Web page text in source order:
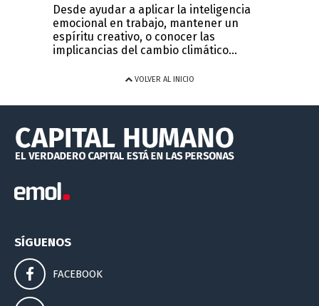
Desde ayudar a aplicar la inteligencia
emocional en trabajo, mantener un
espíritu creativo, o conocer las
implicancias del cambio climático...
VOLVER AL INICIO
SÍGUENOS
FACEBOOK